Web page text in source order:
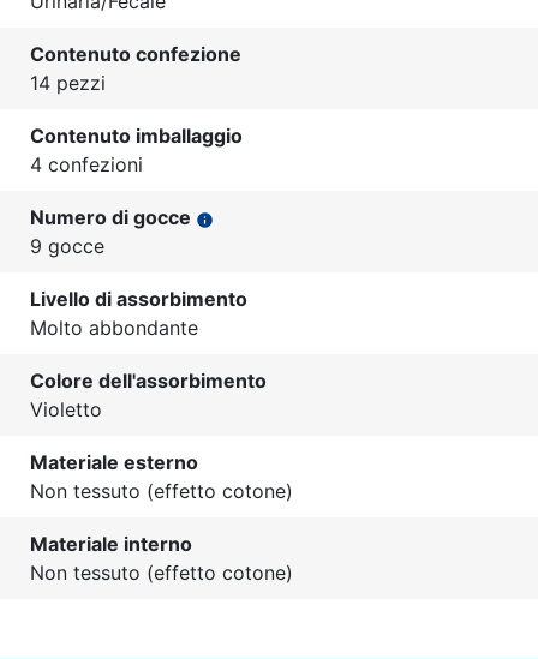
Contenuto confezione
14 pezzi
Contenuto imballaggio
4 confezioni
Numero di gocce info
9 gocce
Livello di assorbimento
Molto abbondante
Colore dell'assorbimento
Violetto
Materiale esterno
Non tessuto (effetto cotone)
Materiale interno
Non tessuto (effetto cotone)